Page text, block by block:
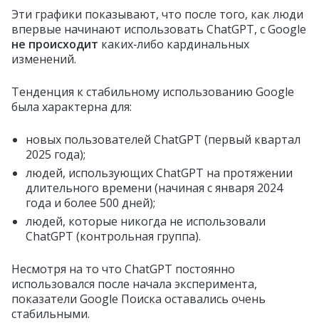
Эти графики показывают, что после того, как люди
впервые начинают использовать ChatGPT, с Google
не происходит каких‑либо кардинальных
изменений.
Тенденция к стабильному использованию Google
была характерна для:
новых пользователей ChatGPT (первый квартал
2025 года);
людей, использующих ChatGPT на протяжении
длительного времени (начиная с января 2024
года и более 500 дней);
людей, которые никогда не использовали
ChatGPT (контрольная группа).
Несмотря на то что ChatGPT постоянно
использовался после начала эксперимента,
показатели Google Поиска оставались очень
стабильными.